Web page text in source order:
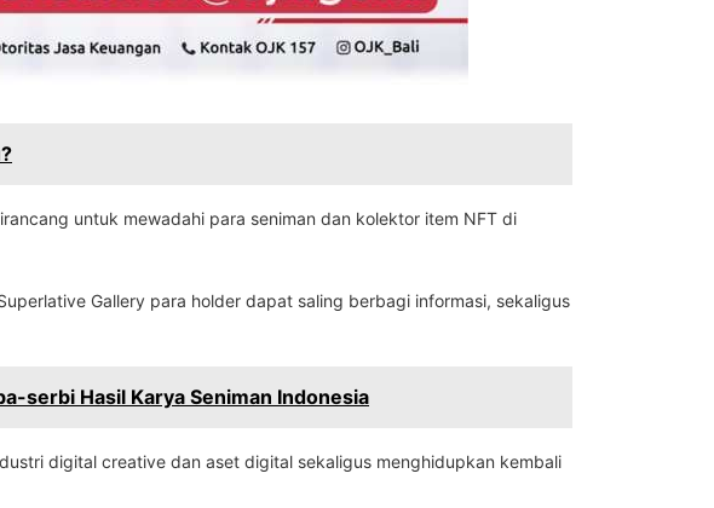
untuk mewadahi para seniman dan kolektor item NFT di
Gallery para holder dapat saling berbagi informasi, sekaligus
serbi Hasil Karya Seniman Indonesia
digital creative dan aset digital sekaligus menghidupkan kembali